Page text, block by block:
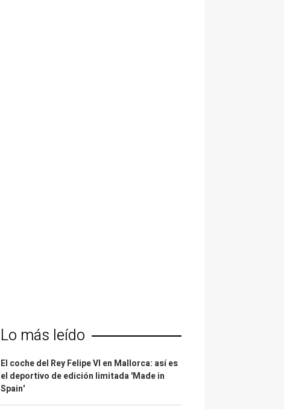
Lo más leído
El coche del Rey Felipe VI en Mallorca: así es
el deportivo de edición limitada 'Made in
Spain'